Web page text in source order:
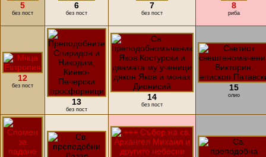
5
без пост
6
без пост
7
без пост
8
риба
12
без пост
13
без пост
14
без пост
15
олио